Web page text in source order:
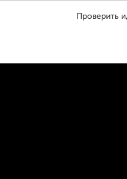
Проверить